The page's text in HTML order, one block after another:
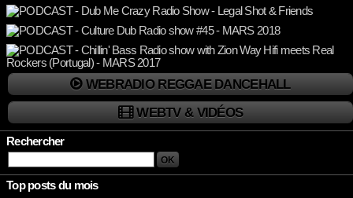
WEBRADIO REGGAE DANCEHALL
WEBTV & VIDÉOS
Rechercher
Top posts du mois